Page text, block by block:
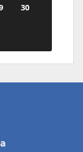
30